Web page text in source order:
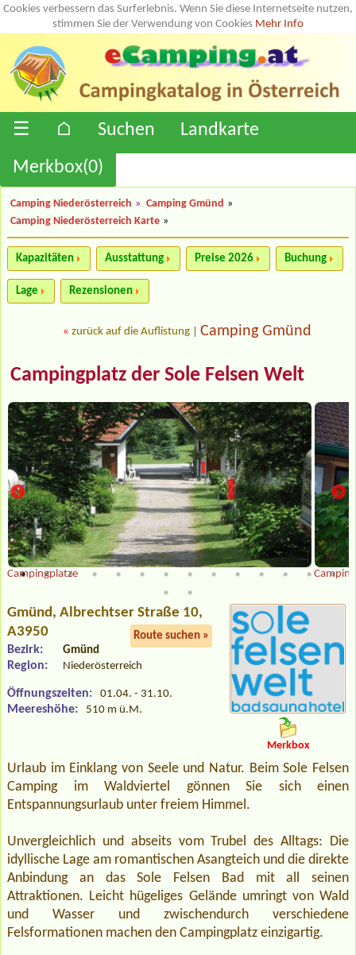
Cookies verbessern das Surferlebnis. Wenn Sie diese Internetseite nutzen,
stimmen Sie der Verwendung von Cookies Mehr Info
☰ ⌂ Suchen
Landkarte
Merkbox(0)
Camping Niederösterreich » Camping Gmünd
»
Camping Niederösterreich Karte »
Kapazitäten Ausstattung Preise 2026 Buchung
Lage Rezensionen
« zurück auf die Auflistung Camping Gmünd
Campingplatz der Sole Felsen Welt
Campingplatze
Gmünd , Albrechtser Straße 10,
A3950
Route suchen »
Bezirk: Gmünd
Region: Niederösterreich
Öffnungszeiten: 01.04. - 31.10.
Meereshöhe: 510 m ü.M.
Merkbox
Urlaub im Einklang von Seele und Natur. Beim Sole Felsen
Camping im Waldviertel gönnen Sie sich einen
Entspannungsurlaub unter freiem Himmel.
Unvergleichlich und abseits vom Trubel des Alltags: Die
idyllische Lage am romantischen Asangteich und die direkte
Anbindung an das Sole Felsen Bad mit all seinen
Attraktionen. Leicht hügeliges Gelände umringt von Wald
und Wasser und zwischendurch verschiedene
Felsformationen machen den Campingplatz einzigartig.